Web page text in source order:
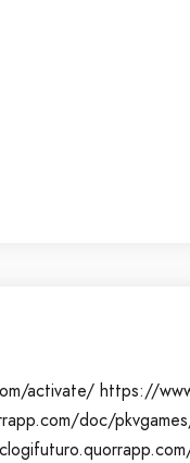
activate/ https://
doc/